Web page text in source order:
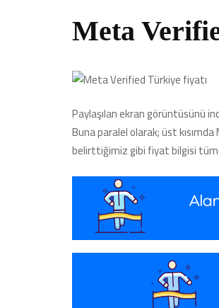
Meta
Paylaşılan ekran görüntüsünü
Buna paralel olarak; üst
belirttiğimiz gibi fiyat bilgisi tüm